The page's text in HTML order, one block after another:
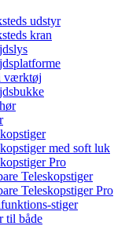
udstyr
kran
værktøj
med soft luk
Pro
Teleskopstiger
Teleskopstiger Pro
stiger
til både